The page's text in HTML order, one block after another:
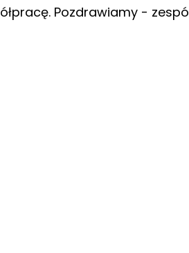
Pozdrawiamy -